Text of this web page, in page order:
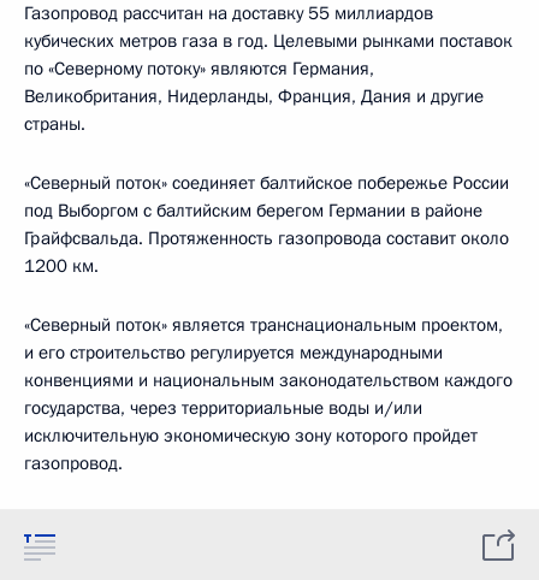
Газопровод рассчитан на доставку 55 миллиардов
кубических метров газа в год. Целевыми рынками поставок
по «Северному потоку» являются Германия,
Великобритания, Нидерланды, Франция, Дания и другие
страны.
«Северный поток» соединяет балтийское побережье России
под Выборгом с балтийским берегом Германии в районе
Грайфсвальда. Протяженность газопровода составит около
1200 км.
«Северный поток» является транснациональным проектом,
и его строительство регулируется международными
конвенциями и национальным законодательством каждого
государства, через территориальные воды и/или
исключительную экономическую зону которого пройдет
газопровод.